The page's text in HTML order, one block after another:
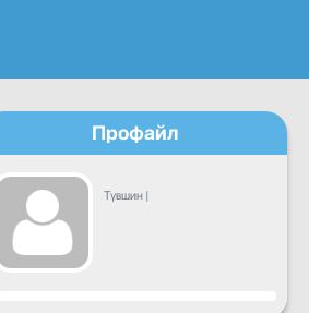
Профайл
Түвшин |